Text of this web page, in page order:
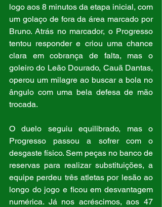
logo aos 8 minutos da etapa inicial, com
um golaço de fora da área marcado por
Bruno. Atrás no marcador, o Progresso
tentou responder e criou uma chance
clara em cobrança de falta, mas o
goleiro do Leão Dourado, Cauã Dantas,
operou um milagre ao buscar a bola no
ângulo com uma bela defesa de mão
trocada.
O duelo seguiu equilibrado, mas o
Progresso passou a sofrer com o
desgaste físico. Sem peças no banco de
reservas para realizar substituições, a
equipe perdeu três atletas por lesão ao
longo do jogo e ficou em desvantagem
numérica. Já nos acréscimos, aos 47